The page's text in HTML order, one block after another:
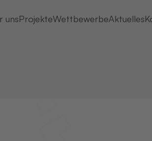
unsProjekteWettbewerbeAktuelles